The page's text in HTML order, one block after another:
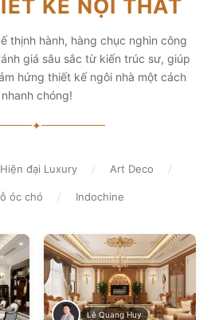
diện tích và thẩm mỹ
Xem chi tiết
KẾ NỘI THẤT
thịnh hành, hàng chục nghìn công
giá sâu sắc từ kiến trúc sư, giúp
hứng thiết kế ngôi nhà một cách
nhanh chóng!
✦
Hiện đại Luxury / Art Deco /
óc chó / Indochine
Lê Quang Huy